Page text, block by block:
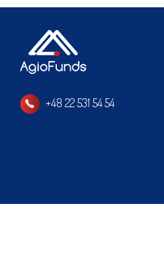
+48 22 531 54 54